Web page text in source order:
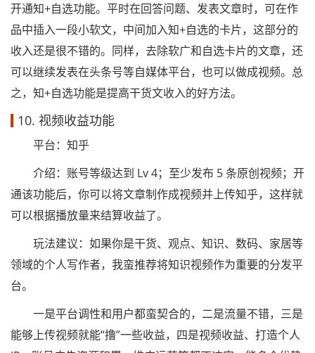
开通知+自选功能。平时在回答问题、发表文章时，可在作
品中插入一段小软文，中间加入知+自选的卡片，这部分的
收入还是很不错的。同样，去除软广和自选卡片的文章，还
可以继续发表在头条号等自媒体平台，也可以做成视频。总
之，知+自选功能是提高干货文收入的好方法。
10. 视频收益功能
平台：知乎
介绍：账号等级达到 Lv 4；至少发布 5 条原创视频；开
通该功能后，你可以将文章制作成视频并上传知乎，这样就
可以根据播放量来结算收益了。
玩法建议：如果你是干货、观点、知识、数码、家居等
领域的个人写作者，我蛮推荐将知识视频作为重要的分发平
台。
一是平台调性和用户都蛮契合的，二是流量不错，三是
能够上传视频就能“撸”一些收益，四是视频收益、打造个人